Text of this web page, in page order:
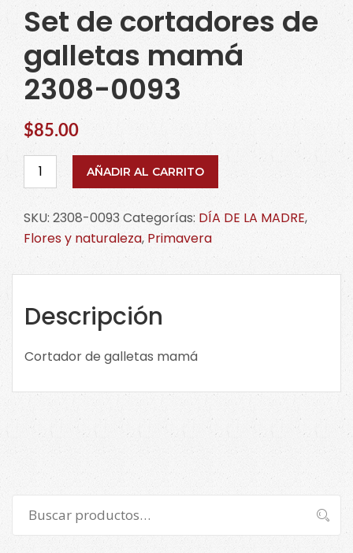
Set de cortadores de
galletas mamá
2308-0093
$85.00
Set
de
cortadores
de
galletas
0093
cantidad
AÑADIR AL CARRITO
SKU: 2308-0093Categorías: DÍA DE LA MADRE,
Flores y naturaleza, Primavera
Descripción
Cortador de galletas mamá
por:
Buscar